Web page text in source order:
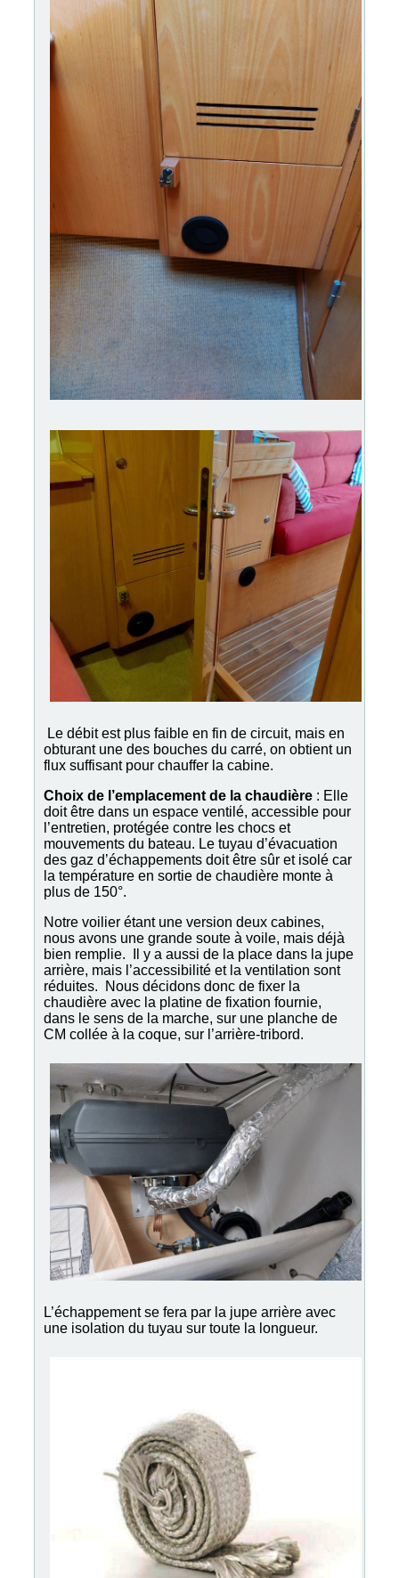
Le débit est plus faible en fin de circuit, mais en
obturant une des bouches du carré, on obtient un
flux suffisant pour chauffer la cabine.
Choix de l’emplacement de la chaudière : Elle
doit être dans un espace ventilé, accessible pour
l’entretien, protégée contre les chocs et
mouvements du bateau. Le tuyau d’évacuation
des gaz d’échappements doit être sûr et isolé car
la température en sortie de chaudière monte à
plus de 150°.
Notre voilier étant une version deux cabines,
nous avons une grande soute à voile, mais déjà
bien remplie. Il y a aussi de la place dans la jupe
arrière, mais l’accessibilité et la ventilation sont
réduites. Nous décidons donc de fixer la
chaudière avec la platine de fixation fournie,
dans le sens de la marche, sur une planche de
CM collée à la coque, sur l’arrière-tribord.
L’échappement se fera par la jupe arrière avec
une isolation du tuyau sur toute la longueur.